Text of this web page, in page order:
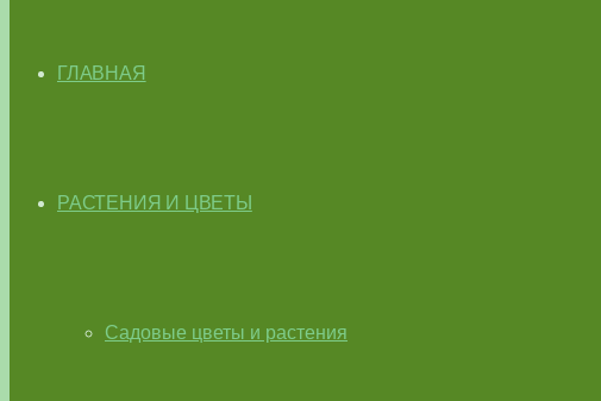
ГЛАВНАЯ
РАСТЕНИЯ И ЦВЕТЫ
Садовые цветы и растения